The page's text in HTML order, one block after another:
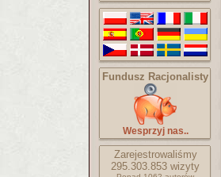
Fundusz Racjonalisty
Wesprzyj nas..
Zarejestrowaliśmy
295.303.853 wizyty